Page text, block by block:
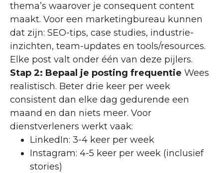
thema’s waarover je consequent content
maakt. Voor een marketingbureau kunnen
dat zijn: SEO-tips, case studies, industrie-
inzichten, team-updates en tools/resources.
Elke post valt onder één van deze pijlers.
Stap 2: Bepaal je posting frequentie Wees
realistisch. Beter drie keer per week
consistent dan elke dag gedurende een
maand en dan niets meer. Voor
dienstverleners werkt vaak:
LinkedIn: 3-4 keer per week
Instagram: 4-5 keer per week (inclusief
stories)